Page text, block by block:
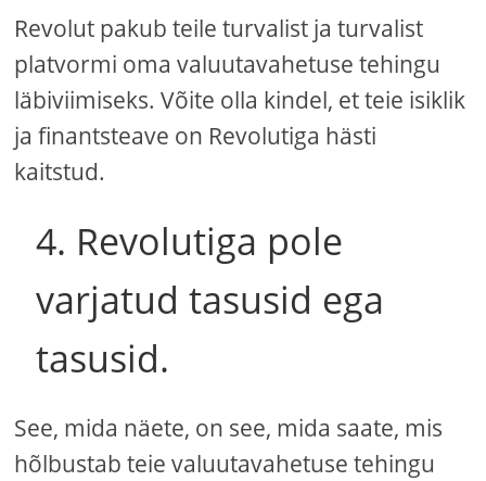
Revolut pakub teile turvalist ja turvalist
platvormi oma valuutavahetuse tehingu
läbiviimiseks. Võite olla kindel, et teie isiklik
ja finantsteave on Revolutiga hästi
kaitstud.
4. Revolutiga pole
varjatud tasusid ega
tasusid.
See, mida näete, on see, mida saate, mis
hõlbustab teie valuutavahetuse tehingu